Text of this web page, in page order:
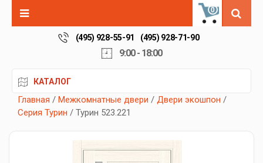
0
(495) 928-55-91 (495) 928-71-90
9:00 - 18:00
КАТАЛОГ
Главная / Межкомнатные двери / Двери экошпон /
Серия Турин / Турин 523.221